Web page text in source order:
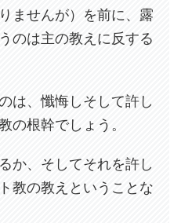
ませんが）を前に、露
のは主の教えに反する
は、懺悔しそして許し
の根幹でしょう。
か、そしてそれを許し
教の教えということな